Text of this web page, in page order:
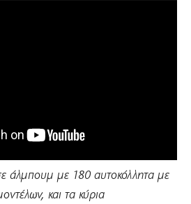
άλμπουμ με 180 αυτοκόλλητα με
και τα κύρια